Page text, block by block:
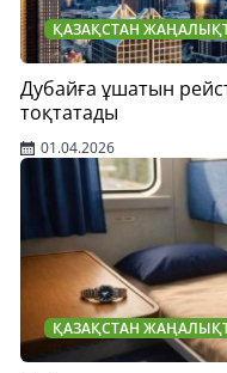
ҚАЗАҚСТАН
Дубайға ұшатын
тоқтатады
01.04.2026
ҚАЗАҚСТАН